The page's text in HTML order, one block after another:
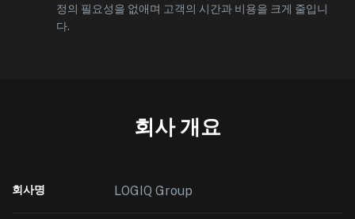
정의 필요성을 없애며 고객의 시간과 비용을 크게 줄입니
다.
회사 개요
회사명 LOGIQ Group